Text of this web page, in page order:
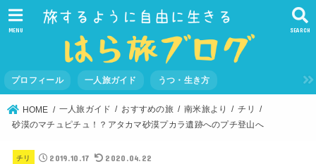
SEARCH
MENU
プロフィール 一人旅ガイド うつ・生き方
HOME 一人旅ガイド おすすめの旅 南米旅より
チリ
砂漠のマチュピチュ！？アタカマ砂漠プカラ遺跡へのプチ登山へ
チリ 2019.10.17 2020.04.22